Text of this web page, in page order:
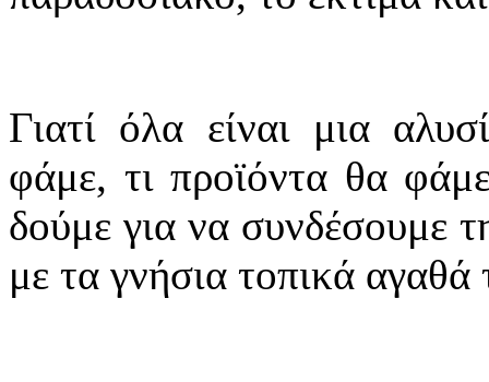
Γιατί όλα είναι μια
φάμε, τι προϊόντα θα
δούμε για να συνδέσουμε
με τα γνήσια τοπικά αγαθά